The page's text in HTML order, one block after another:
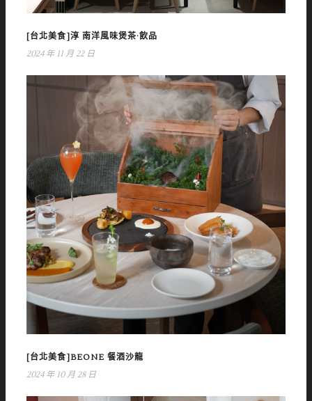
[台北美食]淳 南洋風味煲茶·飲品
2024 年 11 月 22 日
[台北美食]BEONE 餐酒沙龍
2024 年 10 月 28 日